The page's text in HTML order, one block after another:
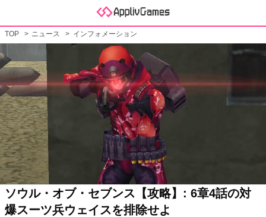
TOP ニュース インフォメーション
ソウル・オブ・セブンス【攻略】: 6章4話の対
爆スーツ兵ウェイスを排除せよ